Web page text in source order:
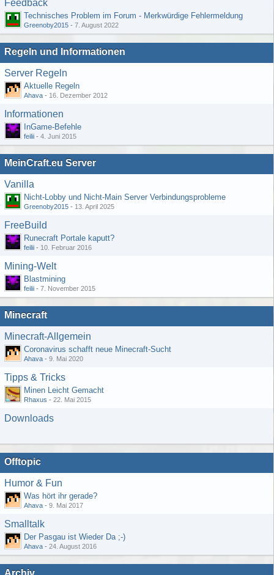
Feedback
Technisches Problem im Forum - Merkwürdige Fehlermeldung
Greenoby2015 - 7. August 2022
Regeln und Informationen
Server Regeln
Aktuelle Regeln
Ahava - 16. Dezember 2012
Informationen
InGame-Befehle
feilii - 4. Juni 2015
MeinCraft.eu Server
Vanilla
Nicht-Lobby und Nicht-Main Server Verbindungsprobleme
Greenoby2015 - 13. April 2025
FreeBuild
Runecraft Portale kaputt?
feilii - 10. Februar 2016
Mining-Welt
Blastmining
feilii - 7. November 2015
Minecraft
Minecraft-Allgemein
Coronavirus schafft neue Minecraft-Sucht
Ahava - 9. Mai 2020
Tipps & Tricks
Minen Leicht Gemacht
Rhaxus - 22. Mai 2015
Downloads
Offtopic
Humor & Fun
Was hört ihr gerade?
Ahava - 9. Mai 2017
Smalltalk
Der Pasgau ist Wieder Da ;-)
Ahava - 24. August 2016
Archiv